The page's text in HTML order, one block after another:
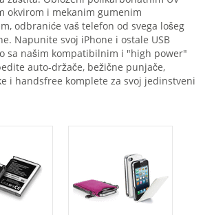
okvirom i mekanim gumenim
odbraniće vaš telefon od svega lošeg
Napunite svoj iPhone i ostale USB
sa našim kompatibilnim i "high power"
auto-držače, bežične punjače,
i handsfree komplete za svoj jedinstveni